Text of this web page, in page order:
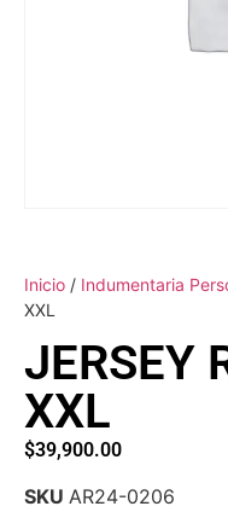
Inicio / Indumentaria
XXL
JERSEY
XXL
$39,900.00
SKU AR24-0206